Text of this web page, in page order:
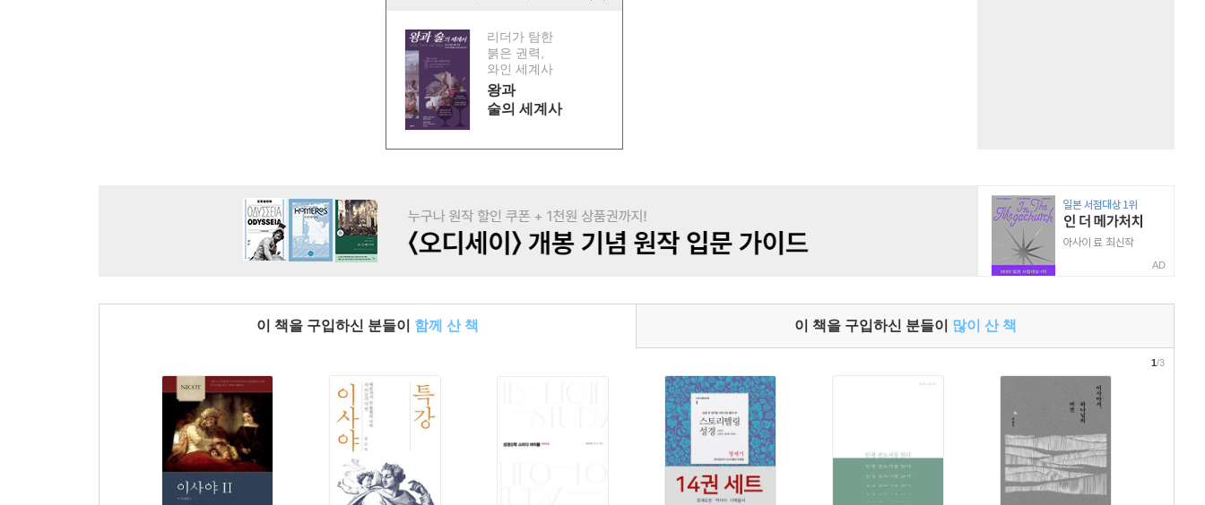
리더가 탐한
붉은 권력,
와인 세계사
왕과
술의 세계사
AD
이 책을 구입하신 분들이 함께 산 책 이 책을 구입하신 분들이 많이 산 책
1/3